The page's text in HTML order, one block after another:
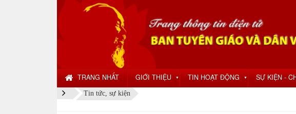
TRANG NHẤT GIỚI THIỆU ▼ TIN HOẠT ĐỘNG ▼ SỰ KIỆN -
Tin tức, sự kiện